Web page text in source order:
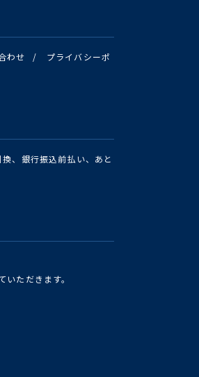
わせ /
プライバシーポ
、銀行振込前払い、あと
ただきます。